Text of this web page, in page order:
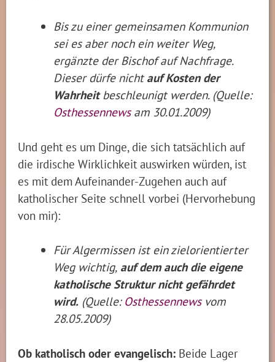
Bis zu einer gemeinsamen Kommunion
sei es aber noch ein weiter Weg,
ergänzte der Bischof auf Nachfrage.
Dieser dürfe nichtauf Kosten der
Wahrheitbeschleunigt werden. (Quelle:
Osthessennewsam 30.01.2009)
Und geht es um Dinge, die sich tatsächlich auf
die irdische Wirklichkeit auswirken würden, ist
es mit dem Aufeinander-Zugehen auch auf
katholischer Seite schnell vorbei (Hervorhebung
von mir):
Für Algermissen ist ein zielorientierter
Weg wichtig,auf dem auch die eigene
katholische Struktur nicht gefährdet
wird.(Quelle: Osthessennewsvom
28.05.2009)
Ob katholisch oder evangelisch: Beide Lager